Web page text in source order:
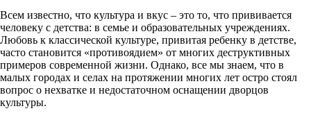
Всем известно, что культура и вкус – это то, что прививается
человеку с детства: в семье и образовательных учреждениях.
Любовь к классической культуре, привитая ребенку в детстве,
часто становится «противоядием» от многих деструктивных
примеров современной жизни. Однако, все мы знаем, что в
малых городах и селах на протяжении многих лет остро стоял
вопрос о нехватке и недостаточном оснащении дворцов
культуры.